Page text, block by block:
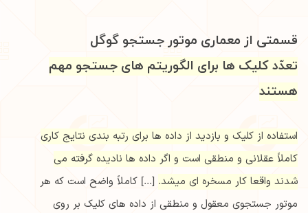
قسمتی از معماری موتور جستجو گوگل
تعدّد کلیک ها برای الگوریتم های جستجو مهم
هستند
استفاده از کلیک و بازدید از داده ها برای رتبه بندی نتایج کاری
کاملاً عقلانی و منطقی است و اگر داده ها نادیده گرفته می
شدند واقعا کار مسخره ای میشد. [...] کاملاً واضح است که هر
موتور جستجوی معقول و منطقی از داده های کلیک بر روی